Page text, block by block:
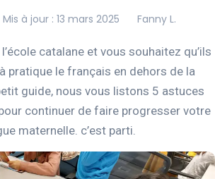
Mis à jour : 13 mars 2025 Fanny L.
catalane et vous souhaitez qu’ils
pratique le français en dehors de la
guide, nous vous listons 5 astuces
continuer de faire progresser votre
maternelle. c’est parti.